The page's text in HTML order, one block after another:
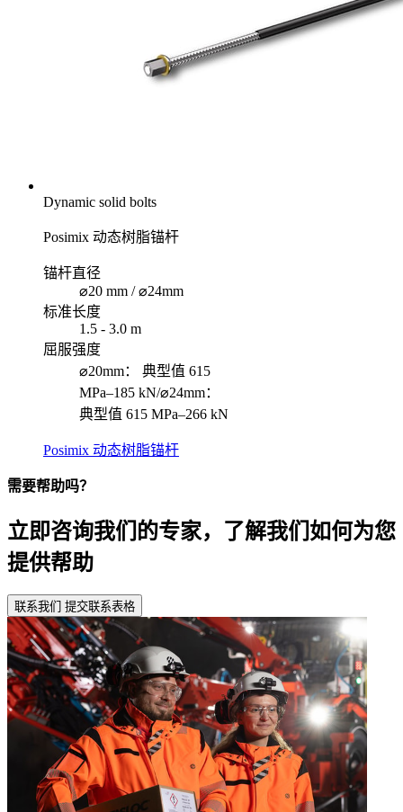
Dynamic solid bolts
Posimix 动态树脂锚杆
锚杆直径
⌀20 mm / ⌀24mm
标准长度
1.5 - 3.0 m
屈服强度
⌀20mm： 典型值 615
MPa–185 kN/⌀24mm：
典型值 615 MPa–266 kN
Posimix 动态树脂锚杆
需要帮助吗？
立即咨询我们的专家，了解我们如何为您
提供帮助
联系我们 提交联系表格